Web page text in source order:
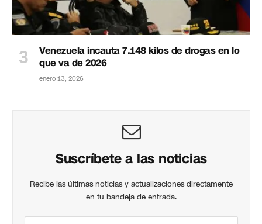
Venezuela incauta 7.148 kilos de drogas en lo
que va de 2026
enero 13, 2026
Suscríbete a las noticias
Recibe las últimas noticias y actualizaciones directamente
en tu bandeja de entrada.